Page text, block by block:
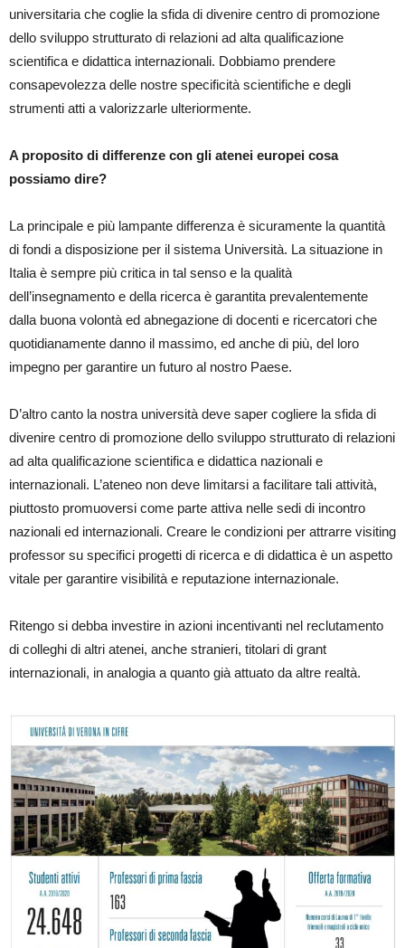
universitaria che coglie la sfida di divenire centro di promozione
dello sviluppo strutturato di relazioni ad alta qualificazione
scientifica e didattica internazionali. Dobbiamo prendere
consapevolezza delle nostre specificità scientifiche e degli
strumenti atti a valorizzarle ulteriormente.
A proposito di differenze con gli atenei europei cosa
possiamo dire?
La principale e più lampante differenza è sicuramente la quantità
di fondi a disposizione per il sistema Università. La situazione in
Italia è sempre più critica in tal senso e la qualità
dell’insegnamento e della ricerca è garantita prevalentemente
dalla buona volontà ed abnegazione di docenti e ricercatori che
quotidianamente danno il massimo, ed anche di più, del loro
impegno per garantire un futuro al nostro Paese.
D’altro canto la nostra università deve saper cogliere la sfida di
divenire centro di promozione dello sviluppo strutturato di relazioni
ad alta qualificazione scientifica e didattica nazionali e
internazionali. L’ateneo non deve limitarsi a facilitare tali attività,
piuttosto promuoversi come parte attiva nelle sedi di incontro
nazionali ed internazionali. Creare le condizioni per attrarre visiting
professor su specifici progetti di ricerca e di didattica è un aspetto
vitale per garantire visibilità e reputazione internazionale.
Ritengo si debba investire in azioni incentivanti nel reclutamento
di colleghi di altri atenei, anche stranieri, titolari di grant
internazionali, in analogia a quanto già attuato da altre realtà.